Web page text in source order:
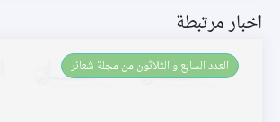
اخبار مرتبطة
العـدد السابع و الثلاثون من مجلة شعائر